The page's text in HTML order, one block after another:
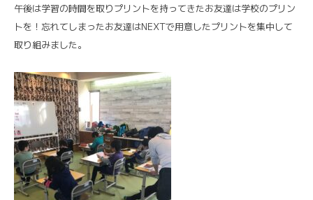
午後は学習の時間を取りプリントを持ってきたお友達は学校のプリン
トを！忘れてしまったお友達はNEXTで用意したプリントを集中して
取り組みました。